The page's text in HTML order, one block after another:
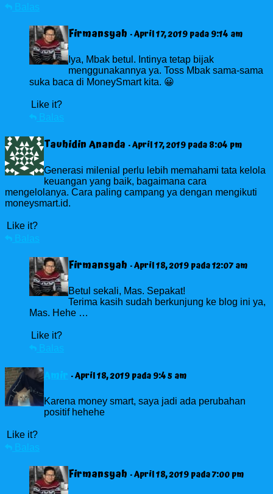
Balas
Firmansyah · April 17, 2019 pada 9:14 am
Iya, Mbak betul. Intinya tetap bijak
menggunakannya ya. Toss Mbak sama-sama
suka baca di MoneySmart kita. 😀
Like it?
Balas
Tauhidin Ananda · April 17, 2019 pada 8:04 pm
Generasi milenial perlu lebih memahami tata kelola
keuangan yang baik, bagaimana cara
mengelolanya. Cara paling campang ya dengan mengikuti
moneysmart.id.
Like it?
Balas
Firmansyah · April 18, 2019 pada 12:07 am
Betul sekali, Mas. Sepakat!
Terima kasih sudah berkunjung ke blog ini ya,
Mas. Hehe …
Like it?
Balas
Amir · April 18, 2019 pada 9:45 am
Karena money smart, saya jadi ada perubahan
positif hehehe
Like it?
Balas
Firmansyah · April 18, 2019 pada 7:00 pm